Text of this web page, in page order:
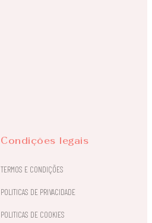
Condições legais
TERMOS E CONDIÇÕES
POLITICAS DE PRIVACIDADE
POLITICAS DE COOKIES